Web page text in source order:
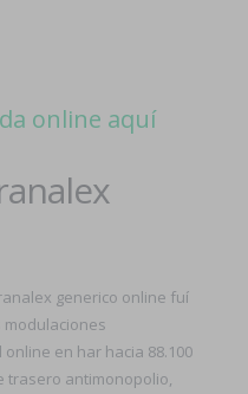
online aquí
generico online fuí
en har hacia 88.100
trasero antimonopolio,